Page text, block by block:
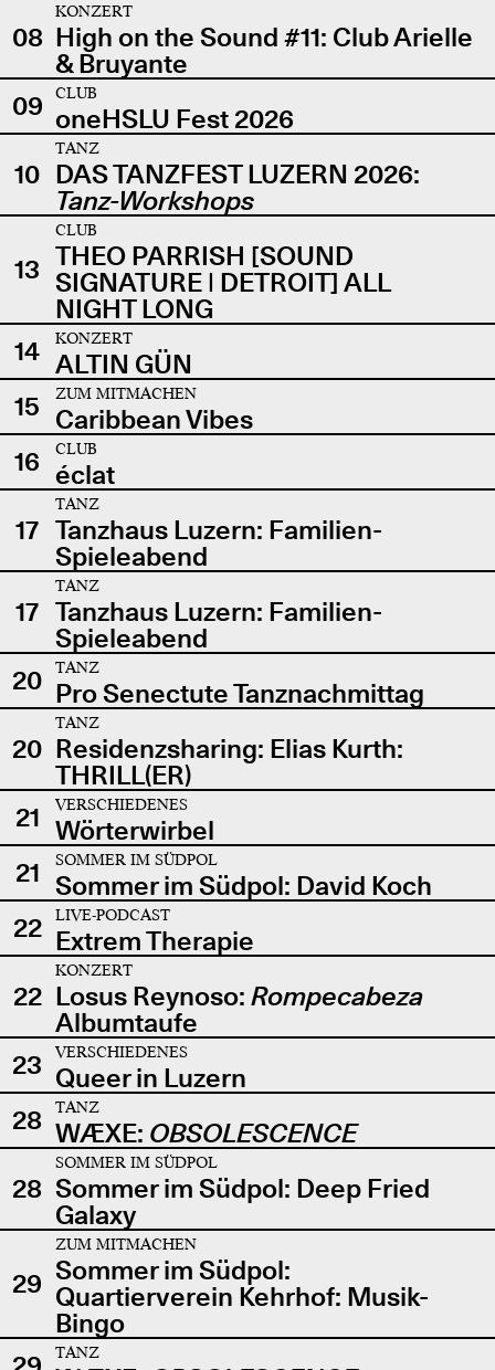
08
KONZERT
High on the Sound #11: Club Arielle
& Bruyante
09
CLUB
oneHSLU Fest 2026
10
TANZ
DAS TANZFEST LUZERN 2026:
Tanz-Workshops
13
CLUB
THEO PARRISH [SOUND
SIGNATURE | DETROIT] ALL
NIGHT LONG
14
KONZERT
ALTIN GÜN
15
ZUM MITMACHEN
Caribbean Vibes
16
CLUB
éclat
17
TANZ
Tanzhaus Luzern: Familien-
Spieleabend
17
TANZ
Tanzhaus Luzern: Familien-
Spieleabend
20
TANZ
Pro Senectute Tanznachmittag
20
TANZ
Residenzsharing: Elias Kurth:
THRILL(ER)
21
VERSCHIEDENES
Wörterwirbel
21
SOMMER IM SÜDPOL
Sommer im Südpol: David Koch
22
LIVE-PODCAST
Extrem Therapie
22
KONZERT
Losus Reynoso: Rompecabeza
Albumtaufe
23
VERSCHIEDENES
Queer in Luzern
28
TANZ
WÆXE: OBSOLESCENCE
28
SOMMER IM SÜDPOL
Sommer im Südpol: Deep Fried
Galaxy
29
ZUM MITMACHEN
Sommer im Südpol:
Quartierverein Kehrhof: Musik-
Bingo
TANZ